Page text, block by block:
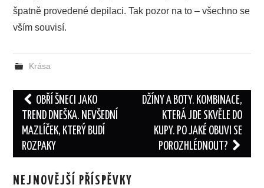
špatně provedené depilaci. Tak pozor na to – všechno se
vším souvisí.
Krása
Post
navigation
OBŘÍ ŠNECI JAKO
TREND DNEŠKA. NEVŠEDNÍ
MAZLÍČEK, KTERÝ BUDÍ
ROZPAKY
DŽÍNY A BOTY. KOMBINACE,
KTERÁ JDE SKVĚLE DO
KUPY. PO JAKÉ OBUVI SE
POROZHLÉDNOUT?
NEJNOVĚJŠÍ PŘÍSPĚVKY